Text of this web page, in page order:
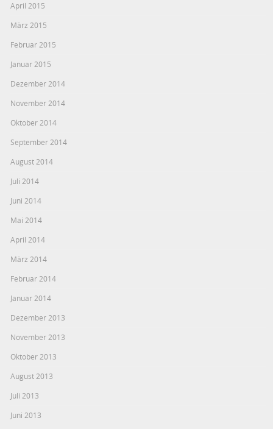
April 2015
März 2015
Februar 2015
Januar 2015
Dezember 2014
November 2014
Oktober 2014
September 2014
August 2014
Juli 2014
Juni 2014
Mai 2014
April 2014
März 2014
Februar 2014
Januar 2014
Dezember 2013
November 2013
Oktober 2013
August 2013
Juli 2013
Juni 2013